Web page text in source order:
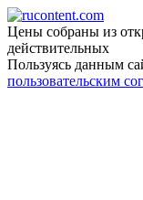
Цены собраны из
действительных
Пользуясь данным
пользовательским